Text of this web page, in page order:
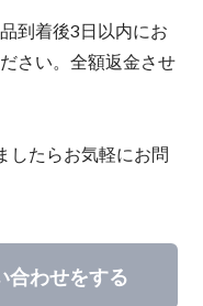
到着後3日以内にお
さい。全額返金させ
したらお気軽にお問
合わせをする